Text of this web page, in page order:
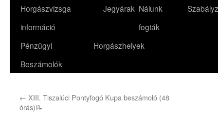
tartalomba
Horgászvizsga
információ
Jegyárak Nálunk
fogták
Pénzügyi
Beszámolók
Horgászhelyek
← XIII. Tiszalúci Pontyfogó Kupa beszámoló (48
órás)📝